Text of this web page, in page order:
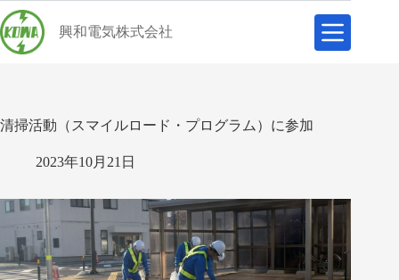
ン
テ
ス
興和電気株式会社
清掃活動（スマイルロード・プログラム）に参加
2023年10月21日